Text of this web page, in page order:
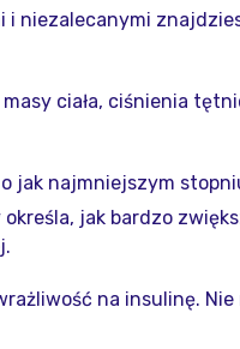
i niezalecanymi
ciała, ciśnienia
jak najmniejszym
jak bardzo
na insulinę.